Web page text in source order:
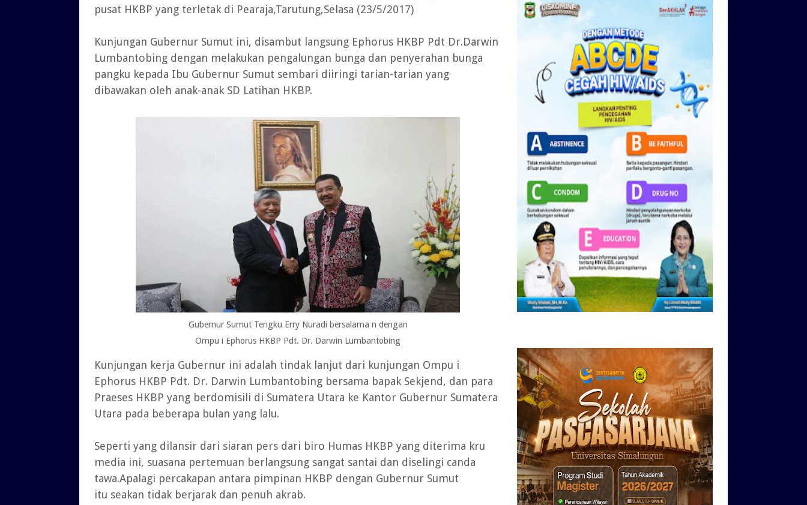
pusat HKBP yang terletak di Pearaja,Tarutung,Selasa (23/5/2017)
Kunjungan Gubernur Sumut ini, disambut langsung Ephorus HKBP Pdt Dr.Darwin
Lumbantobing dengan melakukan pengalungan bunga dan penyerahan bunga
pangku kepada Ibu Gubernur Sumut sembari diiringi tarian-tarian yang
dibawakan oleh anak-anak SD Latihan HKBP.
Gubernur Sumut Tengku Erry Nuradi bersalama n dengan
Ompu i Ephorus HKBP Pdt. Dr. Darwin Lumbantobing
Kunjungan kerja Gubernur ini adalah tindak lanjut dari kunjungan Ompu i
Ephorus HKBP Pdt. Dr. Darwin Lumbantobing bersama bapak Sekjend, dan para
Praeses HKBP yang berdomisili di Sumatera Utara ke Kantor Gubernur Sumatera
Utara pada beberapa bulan yang lalu.
Seperti yang dilansir dari siaran pers dari biro Humas HKBP yang diterima kru
media ini, suasana pertemuan berlangsung sangat santai dan diselingi canda
tawa.Apalagi percakapan antara pimpinan HKBP dengan Gubernur Sumut
itu seakan tidak berjarak dan penuh akrab.